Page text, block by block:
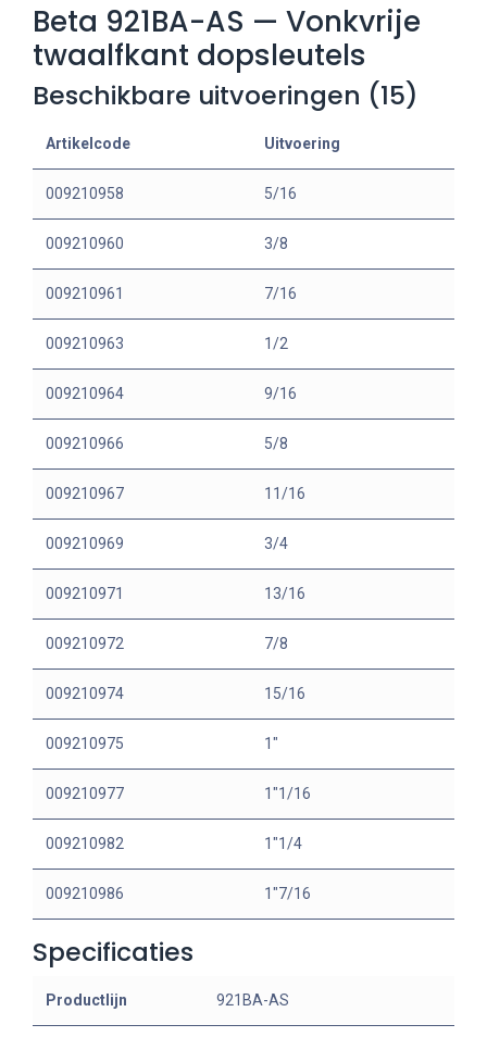
Beta 921BA-AS — Vonkvrije
twaalfkant dopsleutels
Beschikbare uitvoeringen (15)
Artikelcode Uitvoering
009210958 5/16
009210960 3/8
009210961 7/16
009210963 1/2
009210964 9/16
009210966 5/8
009210967 11/16
009210969 3/4
009210971 13/16
009210972 7/8
009210974 15/16
009210975 1"
009210977 1"1/16
009210982 1"1/4
009210986 1"7/16
Specificaties
Productlijn 921BA-AS